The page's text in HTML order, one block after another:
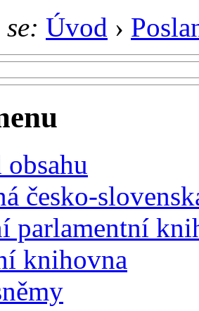
Úvod ›
obsahu
česko-
parlamentní
knihovna